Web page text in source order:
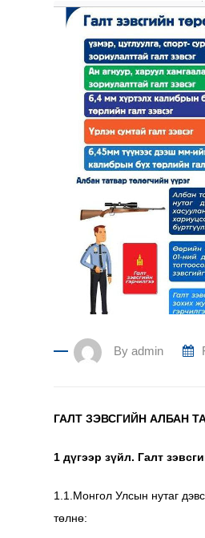
By admin
ГАЛТ ЗЭВСГИЙН АЛБАН
1 дүгээр зүйл. Галт
1.1.Монгол Улсын нутаг
төлнө: